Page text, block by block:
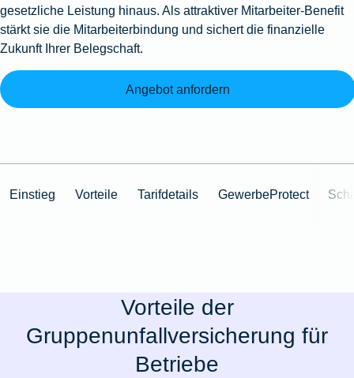
gesetzliche Leistung hinaus. Als attraktiver Mitarbeiter-Benefit
stärkt sie die Mitarbeiterbindung und sichert die finanzielle
Zukunft Ihrer Belegschaft.
Angebot anfordern
Einstieg Vorteile Tarifdetails GewerbeProtect
Vorteile der
Gruppenunfallversicherung für
Betriebe